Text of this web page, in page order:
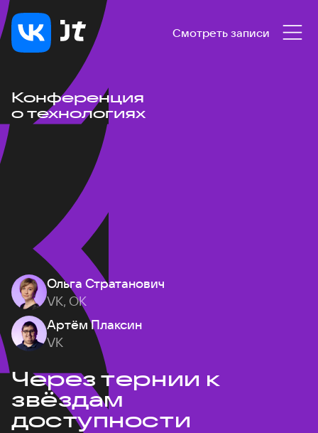
Смотреть записи
Конференция
о технологиях
Ольга Стратанович
VK, ОК
Артём Плаксин
VK
Через тернии к
звёздам
доступности